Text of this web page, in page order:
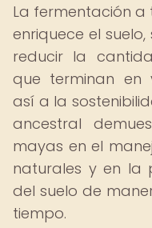
La fermentación a
enriquece el
reducir la
que terminan en
así a la
ancestral
mayas en el
naturales y en la
del suelo de
tiempo.